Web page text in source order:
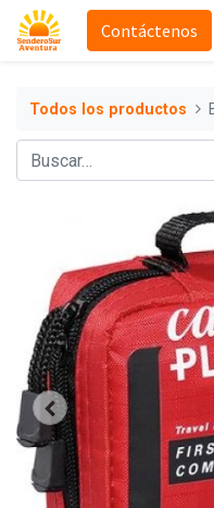
Contáctenos
Todos los productos